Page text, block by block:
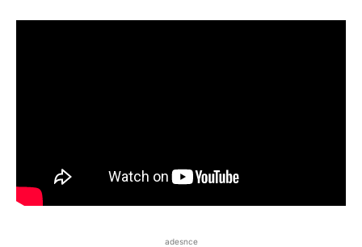
adesnce